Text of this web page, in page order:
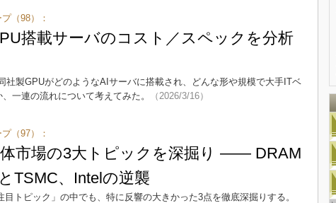
（98）：
搭載サーバのコスト／スペックを分析
社製GPUがどのようなAIサーバに搭載され、どんな形や規模で大手ITベ
一連の流れについて考えてみた。
（2026/3/16）
（97）：
体市場の3大トピックを深掘り ―― DRAM
TSMC、Intelの逆襲
トピック」の中でも、特に反響の大きかった3点を徹底深掘りする。